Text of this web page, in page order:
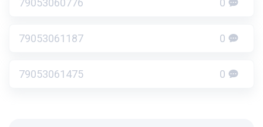
79053060776 0
79053061187 0
79053061475 0